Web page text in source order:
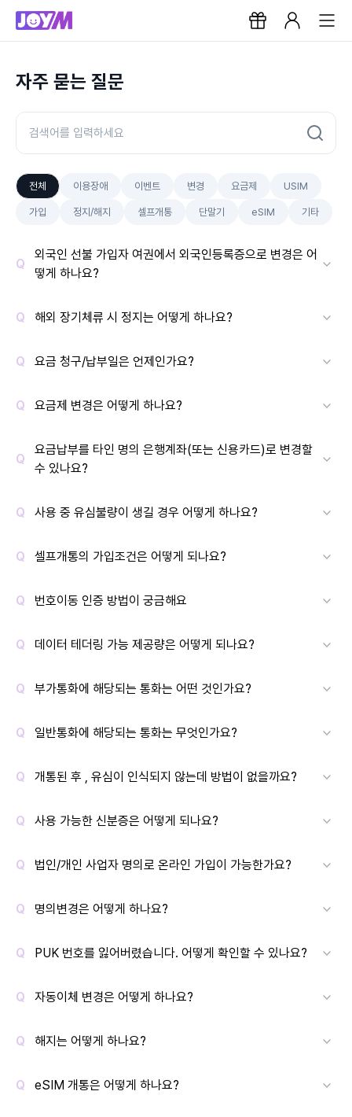
자주 묻는 질문
전체 이용장애 이벤트 변경 요금제 USIM
가입 정지/해지 셀프개통 단말기 eSIM 기타
외국인 선불 가입자 여권에서 외국인등록증으로 변경은 어
떻게 하나요?
해외 장기체류 시 정지는 어떻게 하나요?
요금 청구/납부일은 언제인가요?
요금제 변경은 어떻게 하나요?
요금납부를 타인 명의 은행계좌(또는 신용카드)로 변경할
수 있나요?
사용 중 유심불량이 생길 경우 어떻게 하나요?
셀프개통의 가입조건은 어떻게 되나요?
번호이동 인증 방법이 궁금해요
데이터 테더링 가능 제공량은 어떻게 되나요?
부가통화에 해당되는 통화는 어떤 것인가요?
일반통화에 해당되는 통화는 무엇인가요?
개통된 후 , 유심이 인식되지 않는데 방법이 없을까요?
사용 가능한 신분증은 어떻게 되나요?
법인/개인 사업자 명의로 온라인 가입이 가능한가요?
명의변경은 어떻게 하나요?
PUK 번호를 잃어버렸습니다. 어떻게 확인할 수 있나요?
자동이체 변경은 어떻게 하나요?
해지는 어떻게 하나요?
eSIM 개통은 어떻게 하나요?